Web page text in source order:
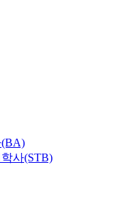
(BA)
사(STB)